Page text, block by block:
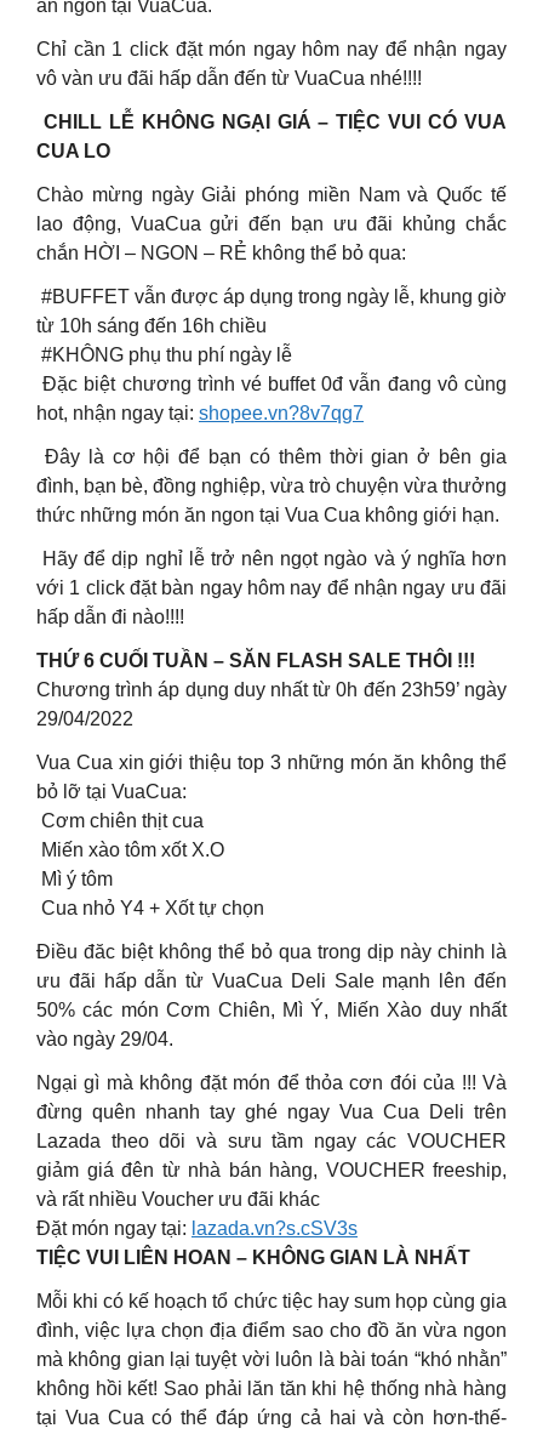
ăn ngon tại VuaCua.
Chỉ cần 1 click đặt món ngay hôm nay để nhận ngay
vô vàn ưu đãi hấp dẫn đến từ VuaCua nhé!!!!
️️️ CHILL LỄ KHÔNG NGẠI GIÁ – TIỆC VUI CÓ VUA
CUA LO ️️
Chào mừng ngày Giải phóng miền Nam và Quốc tế
lao động, VuaCua gửi đến bạn ưu đãi khủng chắc
chắn HỜI – NGON – RẺ không thể bỏ qua:
️ #BUFFET vẫn được áp dụng trong ngày lễ, khung giờ
từ 10h sáng đến 16h chiều
️ #KHÔNG phụ thu phí ngày lễ
️ Đặc biệt chương trình vé buffet 0đ vẫn đang vô cùng
hot, nhận ngay tại: shopee.vn?8v7qg7
Đây là cơ hội để bạn có thêm thời gian ở bên gia
đình, bạn bè, đồng nghiệp, vừa trò chuyện vừa thưởng
thức những món ăn ngon tại Vua Cua không giới hạn.
Hãy để dịp nghỉ lễ trở nên ngọt ngào và ý nghĩa hơn
với 1 click đặt bàn ngay hôm nay để nhận ngay ưu đãi
hấp dẫn đi nào!!!!
THỨ 6 CUỐI TUẦN – SĂN FLASH SALE THÔI !!!
Chương trình áp dụng duy nhất từ 0h đến 23h59’ ngày
29/04/2022
Vua Cua xin giới thiệu top 3 những món ăn không thể
bỏ lỡ tại VuaCua:
Cơm chiên thịt cua
Miến xào tôm xốt X.O
Mì ý tôm
Cua nhỏ Y4 + Xốt tự chọn
Điều đăc biệt không thể bỏ qua trong dịp này chinh là
ưu đãi hấp dẫn từ VuaCua Deli Sale mạnh lên đến
50% các món Cơm Chiên, Mì Ý, Miến Xào duy nhất
vào ngày 29/04.
Ngại gì mà không đặt món để thỏa cơn đói của !!! Và
đừng quên nhanh tay ghé ngay Vua Cua Deli trên
Lazada theo dõi và sưu tầm ngay các VOUCHER
giảm giá đên từ nhà bán hàng, VOUCHER freeship,
và rất nhiều Voucher ưu đãi khác
Đặt món ngay tại: lazada.vn?s.cSV3s
TIỆC VUI LIÊN HOAN – KHÔNG GIAN LÀ NHẤT
Mỗi khi có kế hoạch tổ chức tiệc hay sum họp cùng gia
đình, việc lựa chọn địa điểm sao cho đồ ăn vừa ngon
mà không gian lại tuyệt vời luôn là bài toán “khó nhằn”
không hồi kết! Sao phải lăn tăn khi hệ thống nhà hàng
tại Vua Cua có thể đáp ứng cả hai và còn hơn-thế-